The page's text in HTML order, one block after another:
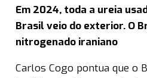
Em 2024, toda a ureia
Brasil veio do exterior. O
nitrogenado iraniano
Carlos Cogo pontua que o